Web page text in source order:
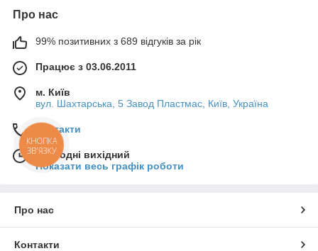
Про нас
99% позитивних з 689 відгуків за рік
Працює з 03.06.2011
м. Київ
вул. Шахтарська, 5 Завод Пластмас, Київ, Україна
Контакти
Сьогодні вихідний
Показати весь графік роботи
Про нас
Контакти
КНОПКА
ЗВ'ЯЗКУ